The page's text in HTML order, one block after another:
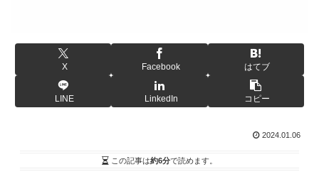
X Facebook はてブ
LINE LinkedIn コピー
2024.01.06
この記事は約6分で読めます。